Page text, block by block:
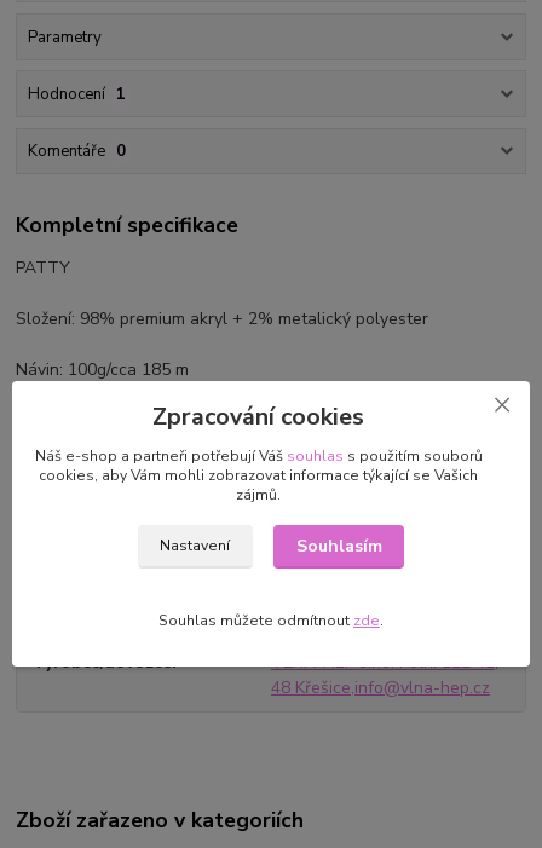
Parametry
Hodnocení 1
Komentáře 0
Kompletní specifikace
PATTY
Složení: 98% premium akryl + 2% metalický polyester
Návin: 100g/cca 185 m
Jemná,efektní příze s metalickým vláknem. Vhodná pro háčkování i
pletení módních doplňků i oblečení.
Výrobce/dovozce
VLNA-HEP s.r.o. Polní 222 41,
48 Křešice,info@vlna-hep.cz
Zboží zařazeno v kategoriích
Zpracování cookies
Náš e-shop a partneři potřebují Váš souhlas s použitím souborů
cookies, aby Vám mohli zobrazovat informace týkající se Vašich
zájmů.
Nastavení Souhlasím
Souhlas můžete odmítnout zde.